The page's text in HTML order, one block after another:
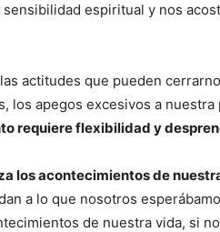
espiritual y nos
actitudes que pueden
los apegos excesivos a
requiere flexibilidad y
los acontecimientos de
a lo que nosotros
de nuestra vida, si